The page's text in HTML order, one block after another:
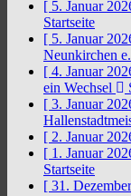
[ 5. Januar
Startseite
[ 5. Januar
Neunkirchen
[ 4. Januar
ein Wechsel
[ 3. Januar
[ 2. Januar
[ 1. Januar
Startseite
[ 31.